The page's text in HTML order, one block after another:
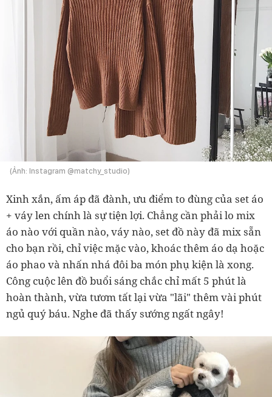
(Ảnh: Instagram @matchy_studio)
Xinh xắn, ấm áp đã đành, ưu điểm to đùng của set áo
+ váy len chính là sự tiện lợi. Chẳng cần phải lo mix
áo nào với quần nào, váy nào, set đồ này đã mix sẵn
cho bạn rồi, chỉ việc mặc vào, khoác thêm áo dạ hoặc
áo phao và nhấn nhá đôi ba món phụ kiện là xong.
Công cuộc lên đồ buổi sáng chắc chỉ mất 5 phút là
hoàn thành, vừa tươm tất lại vừa "lãi" thêm vài phút
ngủ quý báu. Nghe đã thấy sướng ngất ngây!